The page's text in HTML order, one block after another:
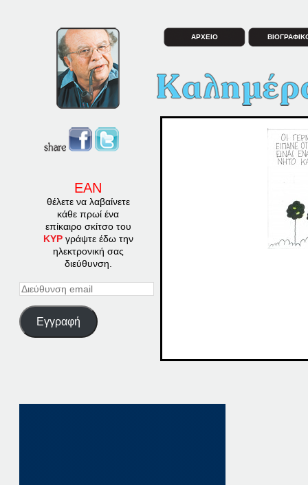
ΕΑΝ
θέλετε να λαβαίνετε
κάθε πρωί ένα
επίκαιρο σκίτσο του
ΚΥΡγράψτε έδω την
ηλεκτρονική σας
διεύθυνση.
Διεύθυνση
Εγγραφή
ΑΡΧΕΙΟ